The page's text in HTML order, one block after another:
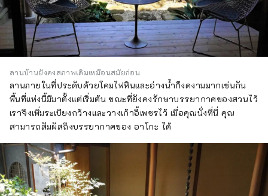
ลานบ้านยังคงสภาพเดิมเหมือนสมัยก่อน
ลานภายในที่ประดับด้วยโคมไฟหินและอ่างน้ำก็งดงามมากเช่นกัน
พื้นที่แห่งนี้มีมาตั้งแต่เริ่มต้น ขณะที่ยังคงรักษาบรรยากาศของสวนไว้
เราจึงเพิ่มระเบียงกว้างและวางเก้าอี้เพชรไว้ เมื่อคุณนั่งที่นี่ คุณ
สามารถสัมผัสถึงบรรยากาศของ อาโกะ ได้